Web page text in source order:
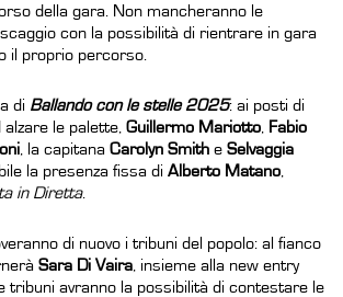
della gara. Non mancheranno le
con la possibilità di rientrare in gara
il proprio percorso.
di Ballando con le stelle 2025: ai posti di
le palette, Guillermo Mariotto Fabio
, la capitana Carolyn Smith e Selvaggia
la presenza fissa di Alberto Matano
in Diretta.
di nuovo i tribuni del popolo: al fianco
Sara Di Vaira , insieme alla new entry
tribuni avranno la possibilità di contestare le